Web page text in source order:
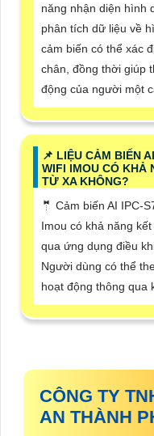
năng nhận diện hình
phân tích dữ liệu về
cảm biến có thể xác
chân, đồng thời giúp
động của người một
📌 LIỆU CẢM BIẾN
WIFI IMOU CÓ KHẢ
TỪ XA KHÔNG?
🤵 Cảm biến AI IPC-
Imou có khả năng
qua ứng dụng điều
Người dùng có thể
hoạt động thông qua
CÔNG TY
AN THÀNH